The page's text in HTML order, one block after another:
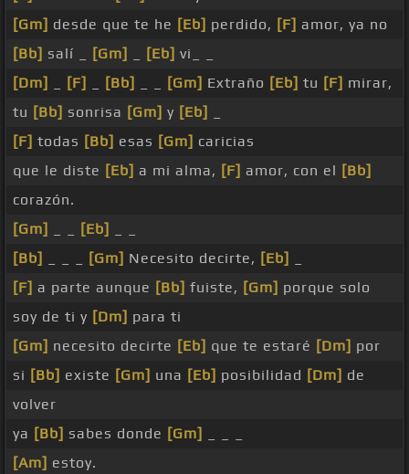
[Gm] desde que te he [Eb] perdido, [F] amor, ya no
[Bb] salí _ [Gm] [Eb] vi_ _
[Dm]
[F] [Bb] [Gm] Extraño [Eb] tu [F] mirar,
tu [Bb] sonrisa [Gm] y [Eb]
[F] todas [Bb] esas [Gm] caricias
que le diste [Eb] a mi alma, [F] amor, con el [Bb]
corazón.
[Gm]
[Eb]
[Bb]
[Gm] Necesito decirte, [Eb]
[F] a parte aunque [Bb] fuiste, [Gm] porque solo
soy de ti y [Dm] para ti
[Gm] necesito decirte [Eb] que te estaré [Dm] por
si [Bb] existe [Gm] una [Eb] posibilidad [Dm] de
volver
ya [Bb] sabes donde [Gm]
[Am] estoy.